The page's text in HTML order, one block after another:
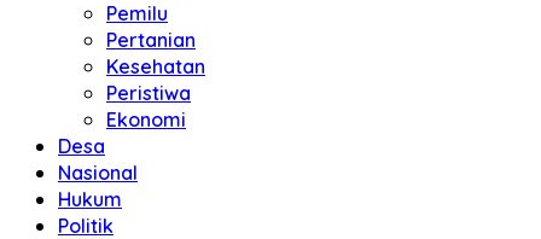
Pemilu
Pertanian
Kesehatan
Peristiwa
Ekonomi
Desa
Nasional
Hukum
Politik